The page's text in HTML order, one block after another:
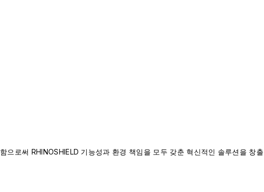
로써 RHINOSHIELD 기능성과 환경 책임을 모두 갖춘 혁신적인 솔루션을 창출